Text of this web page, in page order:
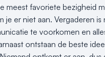
meest favoriete bezigheid
je er niet aan. Vergaderen is
te voorkomen en
ontstaan de beste